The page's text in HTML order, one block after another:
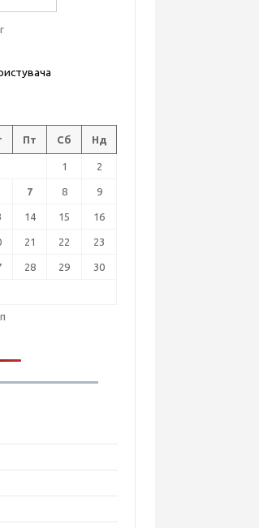
Пт Сб Нд
1 2
7 8 9
14 15 16
21 22 23
28 29 30